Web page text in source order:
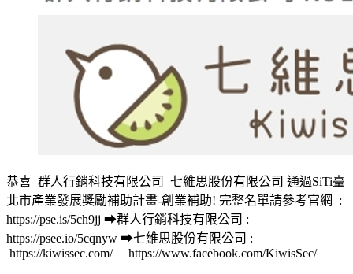
恭喜 群人行銷科技有限公司 七維思股份有限公司 通過SiTi臺
北市產業發展獎勵補助計畫-創業補助! 完整名單請參考官網 :
https://pse.is/5ch9jj ➡群人行銷科技有限公司 :
https://psee.io/5cqnyw ➡七維思股份有限公司 :
https://kiwissec.com/ https://www.facebook.com/KiwisSec/